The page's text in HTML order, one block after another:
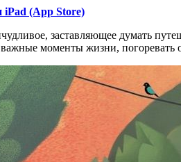
iPad (App Store)
заставляющее думать
моменты жизни, погоревать